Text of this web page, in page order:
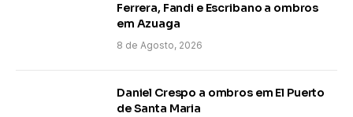
Ferrera, Fandi e Escribano a ombros
em Azuaga
8 de Agosto, 2026
Daniel Crespo a ombros em El Puerto
de Santa Maria